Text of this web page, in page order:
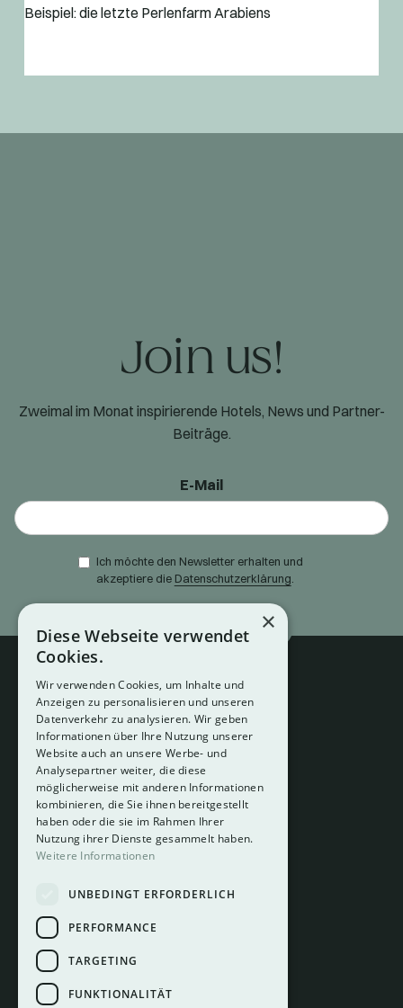
Beispiel: die letzte Perlenfarm Arabiens
Join us!
Zweimal im Monat inspirierende Hotels, News und Partner-
Beiträge.
E-Mail
Ich möchte den Newsletter erhalten und
akzeptiere die Datenschutzerklärung
About
Hotelberatung
Mediadaten
Instagram
LinkedIn
×
Diese Webseite verwendet
Cookies.
Wir verwenden Cookies, um Inhalte und
Anzeigen zu personalisieren und unseren
Datenverkehr zu analysieren. Wir geben
Informationen über Ihre Nutzung unserer
Website auch an unsere Werbe- und
Analysepartner weiter, die diese
möglicherweise mit anderen Informationen
kombinieren, die Sie ihnen bereitgestellt
haben oder die sie im Rahmen Ihrer
Nutzung ihrer Dienste gesammelt haben.
Weitere Informationen
UNBEDINGT ERFORDERLICH
PERFORMANCE
TARGETING
FUNKTIONALITÄT